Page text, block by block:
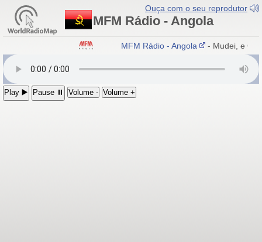
Ouça com o seu reprodutor
MFM Rádio - Angola
MFM Rádio - Angola - Mudei, e
Play ▶️ Pause ⏸ Volume - Volume +